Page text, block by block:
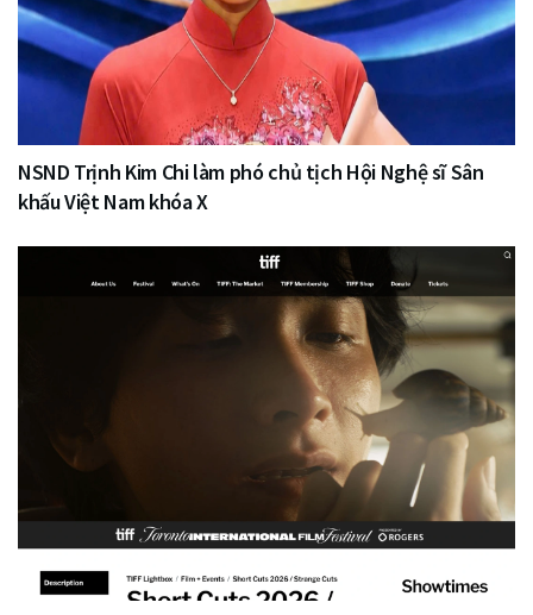
NSND Trịnh Kim Chi làm phó chủ tịch Hội Nghệ sĩ Sân
khấu Việt Nam khóa X